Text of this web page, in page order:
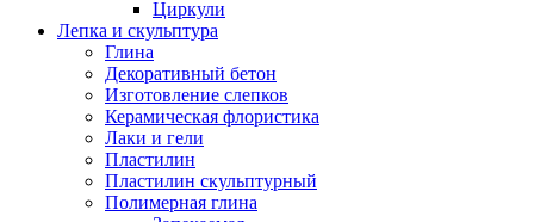
Циркули
Лепка и скульптура
Глина
Декоративный бетон
Изготовление слепков
Керамическая флористика
Лаки и гели
Пластилин
Пластилин скульптурный
Полимерная глина